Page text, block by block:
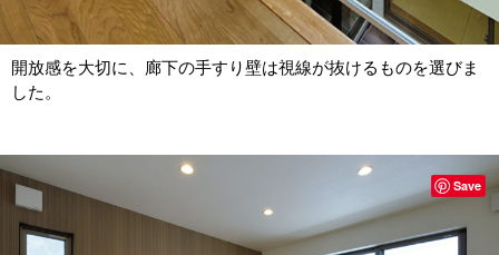
開放感を大切に、廊下の手すり壁は視線が抜けるものを選びま
した。
Save